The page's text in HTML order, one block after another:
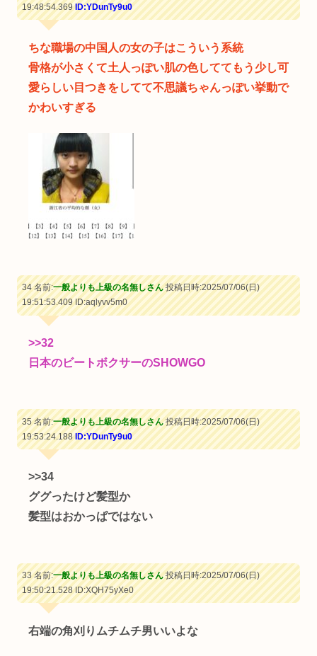
19:48:54.369ID:YDunTy9u0
ちな職場の中国人の女の子はこういう系統
骨格が小さくて土人っぽい肌の色しててもう少し可
愛らしい目つきをしてて不思議ちゃんっぽい挙動で
かわいすぎる
34 名前:一般よりも上級の名無しさん投稿日時:2025/07/06(日)
19:51:53.409ID:aqlyvv5m0
>>32
日本のビートボクサーのSHOWGO
35 名前:一般よりも上級の名無しさん投稿日時:2025/07/06(日)
19:53:24.188ID:YDunTy9u0
>>34
ググったけど髪型か
髪型はおかっぱではない
33 名前:一般よりも上級の名無しさん投稿日時:2025/07/06(日)
19:50:21.528ID:XQH75yXe0
右端の角刈りムチムチ男いいよな